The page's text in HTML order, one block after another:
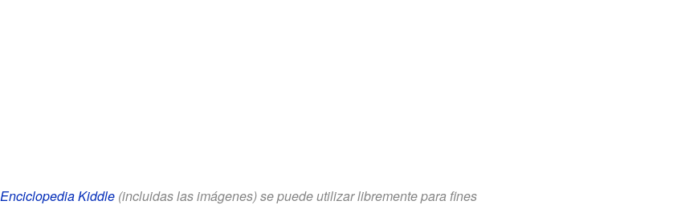
Enciclopedia Kiddle(incluidas las imágenes) se puede utilizar libremente para fines